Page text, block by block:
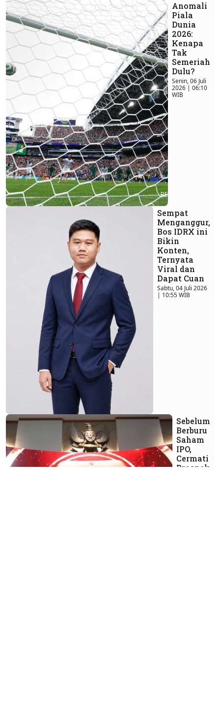
Anomali
Piala
Dunia
2026:
Kenapa
Tak
Semeriah
Dulu?
Senin, 06 Juli
2026 | 06:10
WIB
Sempat
Menganggur,
Bos IDRX ini
Bikin
Konten,
Ternyata
Viral dan
Dapat Cuan
Sabtu, 04 Juli 2026
| 10:55 WIB
Sebelum
Berburu
Saham
IPO,
Cermati
Prospek